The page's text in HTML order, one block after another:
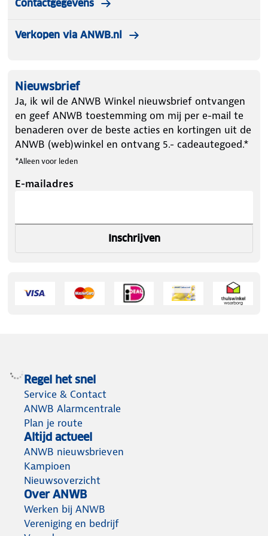
Comfort 9 ° C
slaapzak is 195 cm.
Contactgegevens
Verkopen via ANWB.nl
Nieuwsbrief
Ja, ik wil de ANWB Winkel nieuwsbrief ontvangen
en geef ANWB toestemming om mij per e-mail te
benaderen over de beste acties en kortingen uit de
ANWB (web)winkel en ontvang 5.- cadeautegoed.*
*Alleen voor leden
E-mailadres
Inschrijven
Regel het snel
Service & Contact
ANWB Alarmcentrale
Plan je route
Altijd actueel
ANWB nieuwsbrieven
Kampioen
Nieuwsoverzicht
Over ANWB
Werken bij ANWB
Vereniging en bedrijf